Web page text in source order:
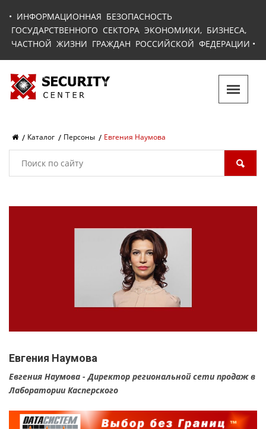
• ИНФОРМАЦИОННАЯ БЕЗОПАСНОСТЬ
ГОСУДАРСТВЕННОГО СЕКТОРА ЭКОНОМИКИ, БИЗНЕСА,
ЧАСТНОЙ ЖИЗНИ ГРАЖДАН РОССИЙСКОЙ ФЕДЕРАЦИИ •
Каталог Персоны Евгения Наумова
Евгения Наумова
Евгения Наумова - Директор региональной сети продаж в
Лаборатории Касперского